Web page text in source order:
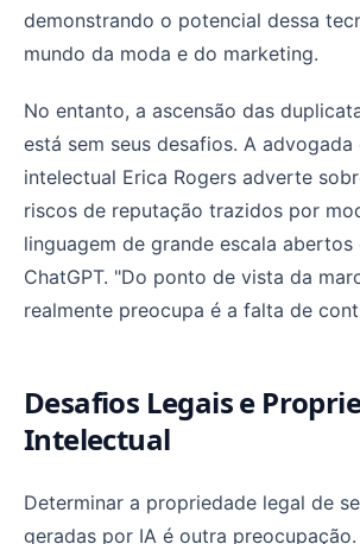
demonstrando o potencial dessa
mundo da moda e do marketing.
No entanto, a ascensão das
está sem seus desafios. A
intelectual Erica Rogers adverte
riscos de reputação trazidos por
linguagem de grande escala abertos
ChatGPT. "Do ponto de vista da
realmente preocupa é a falta de
Desafios Legais e
Intelectual
Determinar a propriedade legal de
geradas por IA é outra